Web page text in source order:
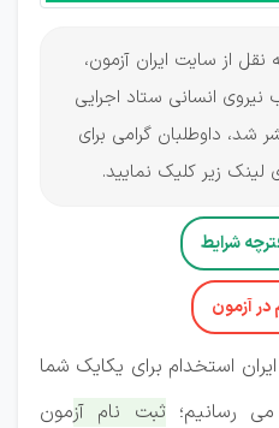
نقل از سایت ایران آزمون،
انسانی ستاد اجرایی
شد، داوطلبان گرامی برای
لینک زیر کلیک نمایید.
شرایط
در آزمون
استخدام برای یکایک شما
می رسانیم؛ثبت نام آزمون